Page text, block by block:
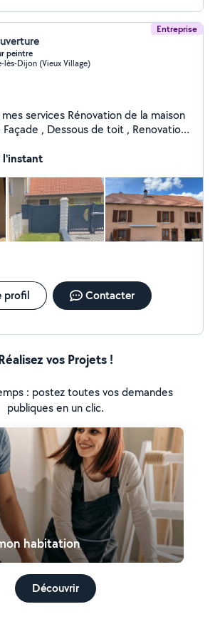
Entreprise
peintre
lès-Dijon (Vieux Village)
de la maison
, Dessous de toit , Renovation
Produit Utilisé
, étêtage
de haie Merci de me contacter
l'instant
profil Contacter
vos Projets !
: postez toutes vos demandes
publiques en un clic.
habitation
Découvrir